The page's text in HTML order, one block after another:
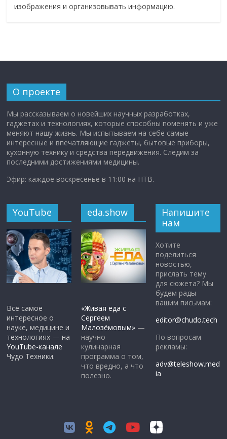
изображения и организовывать информацию.
О проекте
Мы рассказываем о новейших научных разработках,
гаджетах и технологиях, которые способны поменять и уже
меняют нашу жизнь. Мы испытываем на себе самые
интересные и впечатляющие гаджеты, бытовые приборы,
кухонную технику и средства передвижения. Следим за
последними достижениями медицины.
Эфир: каждое воскресенье в 11:00 на НТВ.
YouTube
Всё самое
интересное о
науке, медицине и
технологиях — на
YouTube-канале
Чудо Техники.
eda.show
«Живая еда с
Сергеем
Малозёмовым» —
научно-
кулинарная
программа о том,
что вредно, а что
полезно.
Напишите
нам
Хотите
поделиться
новостью,
прислать тему
для сюжета? Мы
будем рады
вашим письмам:
editor@chudo.tech
По вопросам
рекламы:
adv@teleshow.med
ia